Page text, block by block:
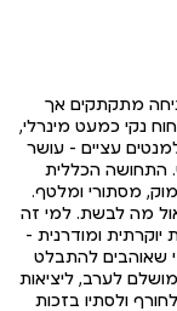
מתקתקים אך
נקי כמעט מינרלי,
עציים – עושר
התחושה הכללית
מסתורי ומלטף.
מה לבשת. למי זה
ומודרנית –
להתבלט
לערב, ליציאות
ולסתיו בזכות